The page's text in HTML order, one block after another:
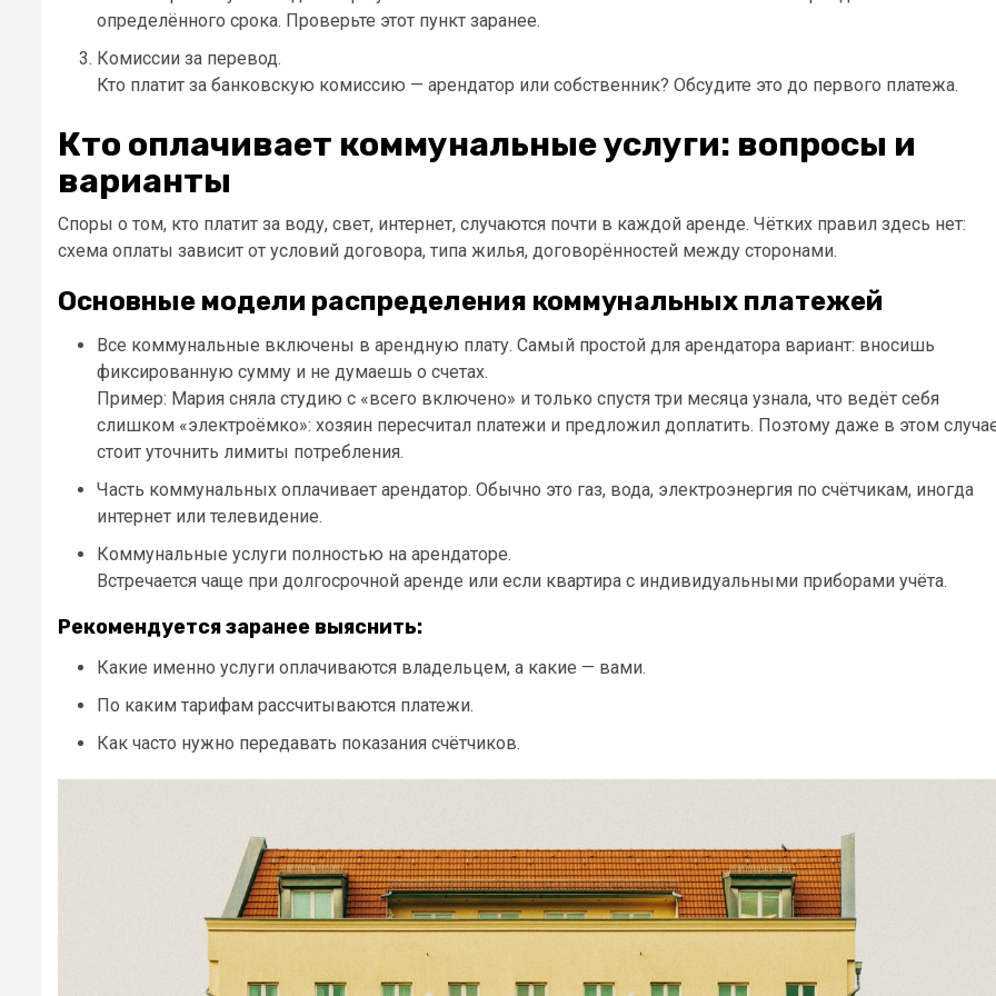
определённого срока. Проверьте этот пункт заранее.
Комиссии за перевод.
Кто платит за банковскую комиссию — арендатор или собственник? Обсудите это до первого платежа.
Кто оплачивает коммунальные услуги: вопросы и
варианты
Споры о том, кто платит за воду, свет, интернет, случаются почти в каждой аренде. Чётких правил здесь нет:
схема оплаты зависит от условий договора, типа жилья, договорённостей между сторонами.
Основные модели распределения коммунальных платежей
Все коммунальные включены в арендную плату. Самый простой для арендатора вариант: вносишь
фиксированную сумму и не думаешь о счетах.
Пример: Мария сняла студию с «всего включено» и только спустя три месяца узнала, что ведёт себя
слишком «электроёмко»: хозяин пересчитал платежи и предложил доплатить. Поэтому даже в этом
стоит уточнить лимиты потребления.
Часть коммунальных оплачивает арендатор. Обычно это газ, вода, электроэнергия по счётчикам, иногда
интернет или телевидение.
Коммунальные услуги полностью на арендаторе.
Встречается чаще при долгосрочной аренде или если квартира с индивидуальными приборами учёта.
Рекомендуется заранее выяснить:
Какие именно услуги оплачиваются владельцем, а какие — вами.
По каким тарифам рассчитываются платежи.
Как часто нужно передавать показания счётчиков.